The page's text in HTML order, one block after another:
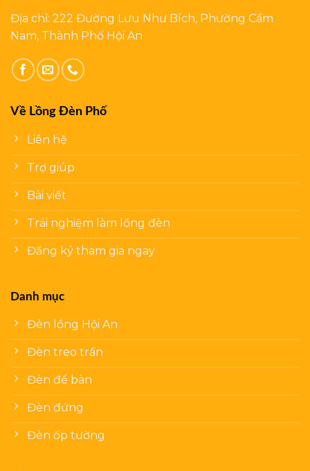
Địa chỉ: 222 Đường Lưu Như Bích, Phường Cẩm
Nam, Thành Phố Hội An
Về Lồng Đèn Phố
Liên hệ
Trợ giúp
Bài viết
Trải nghiệm làm lồng đèn
Đăng ký tham gia ngay
Danh mục
Đèn lồng Hội An
Đèn treo trần
Đèn để bàn
Đèn đứng
Đèn ốp tường